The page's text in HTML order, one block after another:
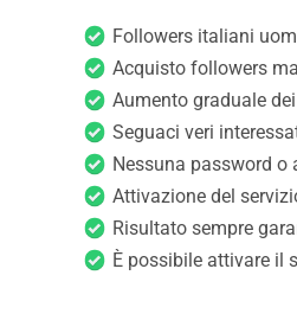
Followers italiani
Acquisto followers
Aumento graduale
Seguaci veri
Nessuna password o
Attivazione del
Risultato sempre
È possibile attivare il